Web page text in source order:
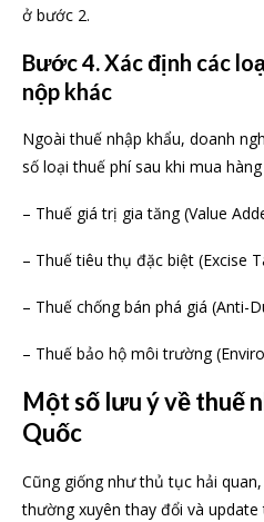
ở bước 2.
Bước 4. Xác định các
nộp khác
Ngoài thuế nhập khẩu, doanh
số loại thuế phí sau khi mua
– Thuế giá trị gia tăng (Value
– Thuế tiêu thụ đặc biệt (Excise
– Thuế chống bán phá giá (Anti-
– Thuế bảo hộ môi trường
Một số lưu ý về thuế
Quốc
Cũng giống như thủ tục hải
thường xuyên thay đổi và